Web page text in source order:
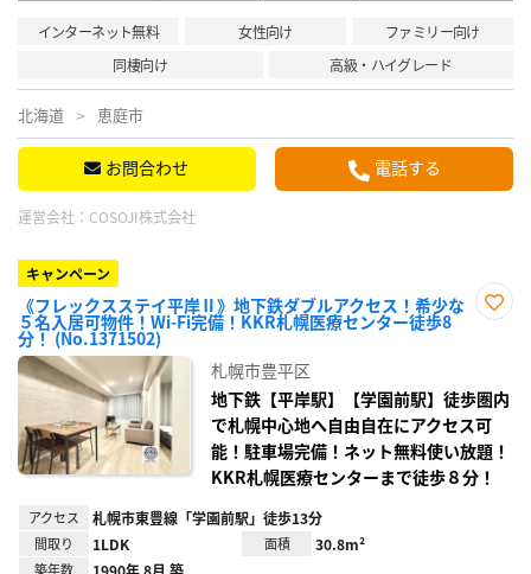
インターネット無料 女性向け
ファミリー向け
同棲向け
高級・ハイグレード
北海道 恵庭市
お問合わせ 電話する
運営会社： COSOJI株式会社
キャンペーン
《フレックスステイ平岸Ⅱ》地下鉄ダブルアクセス！希少な
５名入居可物件！Wi-Fi完備！KKR札幌医療センター徒歩8
分！ (No.1371502)
札幌市豊平区
地下鉄【平岸駅】【学園前駅】徒歩圏内
で札幌中心地へ自由自在にアクセス可
能！駐車場完備！ネット無料使い放題！
KKR札幌医療センターまで徒歩８分！
アクセス 札幌市東豊線「学園前駅」徒歩13分
間取り 1LDK 面積 30.8m²
築年数 1990年 8月 築